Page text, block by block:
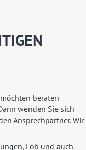
beraten
wenden Sie sich
Ansprechpartner. Wir
Lob und auch